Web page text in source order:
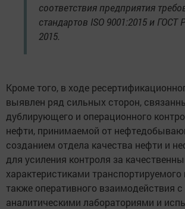
соответствия предприятия
стандартов ISO 9001:2015 и ГОСТ
2015.
Кроме того, в ходе
выявлен ряд сильных сторон,
дублирующего и операционного
нефти, принимаемой от
созданием отдела качества нефти и
для усиления контроля за
характеристиками транспортируемого
также оперативного взаимодействия
аналитическими лабораториями и